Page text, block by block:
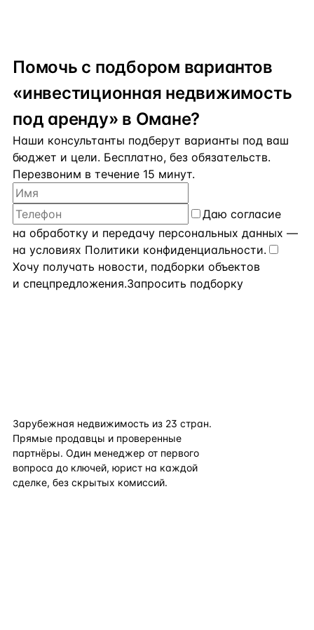
Помочь с подбором вариантов
«инвестиционная недвижимость
под аренду» в Омане?
Наши консультанты подберут варианты под ваш
бюджет и цели. Бесплатно, без обязательств.
Перезвоним в течение 15 минут.
Даю согласие
на обработку и передачу персональных данных —
на условиях Политики конфиденциальности.
Хочу получать новости, подборки объектов
и спецпредложения.Запросить подборку
Зарубежная недвижимость из 23 стран.
Прямые продавцы и проверенные
партнёры. Один менеджер от первого
вопроса до ключей, юрист на каждой
сделке, без скрытых комиссий.